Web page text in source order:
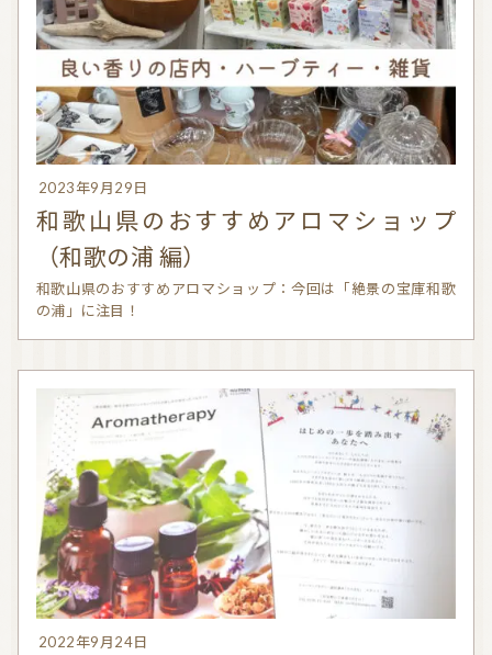
ITEMS CATEGORY
信頼できるアロマブランド（海外） 和精油ブランド
和精油｜日本の木
オーガニック香水
アロマストーン教室 アロマキャンドル
アロマディフューザー 瞑想を深める香り・アロマで浄化
ファブリックスプレー
アロマサプリメント アロマ蒸留所への旅
アロマ教室（ワークショップ） アロマサロン
全ての商品
お問い合わせ
2023年9月29日
和歌山県のおすすめアロマショップ
（和歌の浦 編）
和歌山県のおすすめアロマショップ：今回は「絶景の宝庫和歌
の浦」に注目！
2022年9月24日